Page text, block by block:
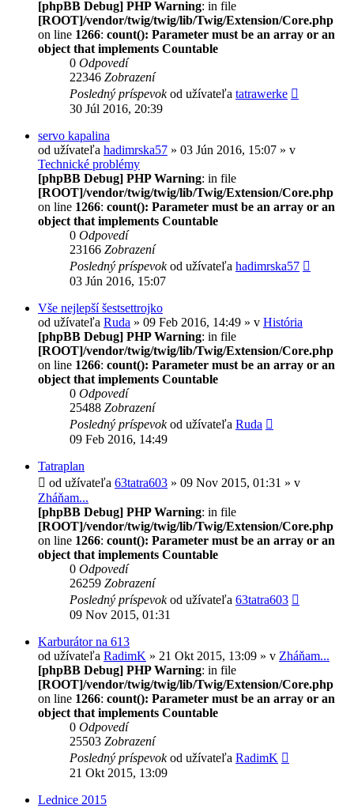
[phpBB Debug] PHP Warning: in file
[ROOT]/vendor/twig/twig/lib/Twig/Extension/Core.php
on line 1266: count(): Parameter must be an array or an
object that implements Countable
0 Odpovedí
22346 Zobrazení
Posledný príspevokod užívateľa tatrawerke
30 Júl 2016, 20:39
servo kapalina
od užívateľa hadimrska57 » 03 Jún 2016, 15:07 » v
Technické problémy
[phpBB Debug] PHP Warning: in file
[ROOT]/vendor/twig/twig/lib/Twig/Extension/Core.php
on line 1266: count(): Parameter must be an array or an
object that implements Countable
0 Odpovedí
23166 Zobrazení
Posledný príspevokod užívateľa hadimrska57
03 Jún 2016, 15:07
Vše nejlepší šestsettrojko
od užívateľa Ruda » 09 Feb 2016, 14:49 » v História
[phpBB Debug] PHP Warning: in file
[ROOT]/vendor/twig/twig/lib/Twig/Extension/Core.php
on line 1266: count(): Parameter must be an array or an
object that implements Countable
0 Odpovedí
25488 Zobrazení
Posledný príspevokod užívateľa Ruda
09 Feb 2016, 14:49
Tatraplan
od užívateľa 63tatra603 » 09 Nov 2015, 01:31 » v
Zháňam...
[phpBB Debug] PHP Warning: in file
[ROOT]/vendor/twig/twig/lib/Twig/Extension/Core.php
on line 1266: count(): Parameter must be an array or an
object that implements Countable
0 Odpovedí
26259 Zobrazení
Posledný príspevokod užívateľa 63tatra603
09 Nov 2015, 01:31
Karburátor na 613
od užívateľa RadimK » 21 Okt 2015, 13:09 » v Zháňam...
[phpBB Debug] PHP Warning: in file
[ROOT]/vendor/twig/twig/lib/Twig/Extension/Core.php
on line 1266: count(): Parameter must be an array or an
object that implements Countable
0 Odpovedí
25503 Zobrazení
Posledný príspevokod užívateľa RadimK
21 Okt 2015, 13:09
Lednice 2015